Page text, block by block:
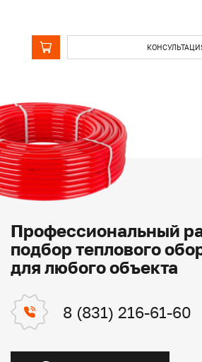
Профессиональный
подбор теплового
для любого объекта
8 (831) 216-61-60